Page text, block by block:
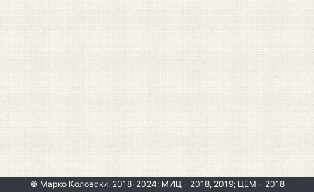
© Марко Коловски, 2018-2024; МИЦ - 2018, 2019; ЦЕМ - 2018